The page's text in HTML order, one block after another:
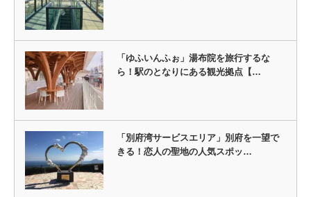
「ゆふいんふぉ」湯布院を旅行するな
ら！駅のとなりにある観光拠点【…
「別府湾サービスエリア」別府を一望で
きる！恋人の聖地の人気スポッ…